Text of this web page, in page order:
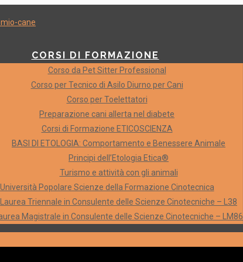
CORSI DI FORMAZIONE
Corso da Pet Sitter Professional
Corso per Tecnico di Asilo Diurno per Cani
Corso per Toelettatori
Preparazione cani allerta nel diabete
Corsi di Formazione ETICOSCIENZA
BASI DI ETOLOGIA: Comportamento e Benessere Animale
Principi dell’Etologia Etica®
Turismo e attività con gli animali
Università Popolare Scienze della Formazione Cinotecnica
Laurea Triennale in Consulente delle Scienze Cinotecniche – L38
Magistrale in Consulente delle Scienze Cinotecniche – LM86
per cani